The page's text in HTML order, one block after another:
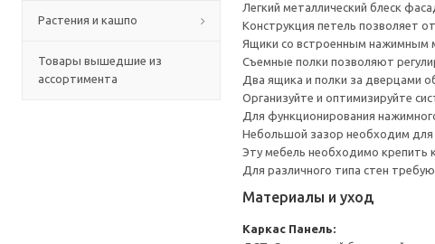
Растения и кашпо
Товары вышедшие из
ассортимента
Легкий металлический блеск
Конструкция петель позволяет
Ящики со встроенным нажимным
Съемные полки позволяют
Два ящика и полки за дверцами
Организуйте и оптимизируйте
Для функционирования
Небольшой зазор необходим для
Эту мебель необходимо крепить
Для различного типа стен
Материалы и уход
Каркас Панель: